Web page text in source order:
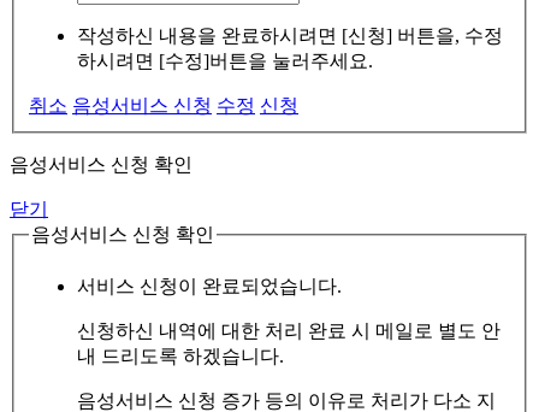
작성하신 내용을 완료하시려면 [신청] 버튼을, 수정
하시려면 [수정]버튼을 눌러주세요.
취소 음성서비스 신청 수정 신청
음성서비스 신청 확인
닫기
음성서비스 신청 확인
서비스 신청이 완료되었습니다.
신청하신 내역에 대한 처리 완료 시 메일로 별도 안
내 드리도록 하겠습니다.
음성서비스 신청 증가 등의 이유로 처리가 다소 지